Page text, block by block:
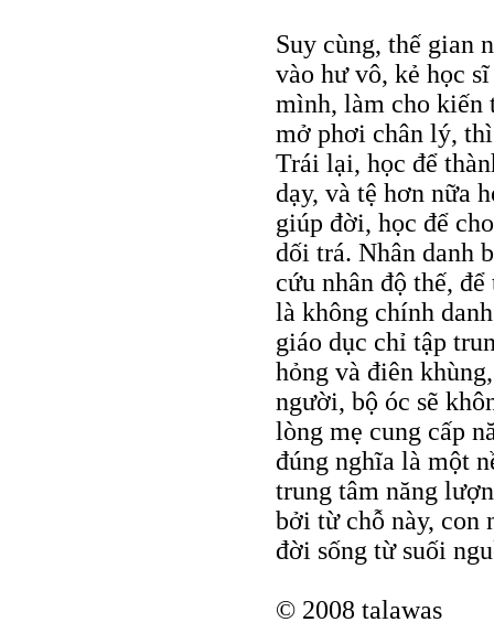
Suy cùng, thế gian
vào hư vô, kẻ học
mình, làm cho kiến
mở phơi chân lý,
Trái lại, học để
dạy, và tệ hơn nữa
giúp đời, học để
dối trá. Nhân danh
cứu nhân độ thế,
là không chính
giáo dục chỉ tập
hỏng và điên
người, bộ óc sẽ
lòng mẹ cung cấp
đúng nghĩa là một
trung tâm năng
bởi từ chỗ này, con
đời sống từ suối
© 2008 talawas